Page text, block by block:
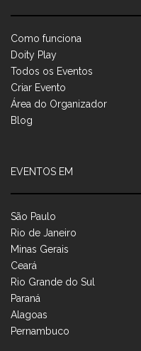
Como funciona
Doity Play
Todos os Eventos
Criar Evento
Área do Organizador
Blog
EVENTOS EM
São Paulo
Rio de Janeiro
Minas Gerais
Ceará
Rio Grande do Sul
Paraná
Alagoas
Pernambuco